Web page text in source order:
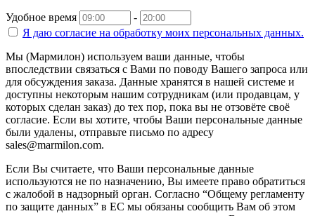
Удобное время
-
Я даю согласие на обработку моих персональных данных.
Мы (Мармилон) используем ваши данные, чтобы
впоследствии связаться с Вами по поводу Вашего запроса или
для обсуждения заказа. Данные хранятся в нашей системе и
доступны некоторым нашим сотрудникам (или продавцам, у
которых сделан заказ) до тех пор, пока вы не отзовёте своё
согласие. Если вы хотите, чтобы Ваши персональные данные
были удалены, отправьте письмо по адресу
sales@marmilon.com.
Если Вы считаете, что Ваши персональные данные
используются не по назначению, Вы имеете право обратиться
с жалобой в надзорный орган. Согласно “Общему регламенту
по защите данных” в ЕС мы обязаны сообщить Вам об этом